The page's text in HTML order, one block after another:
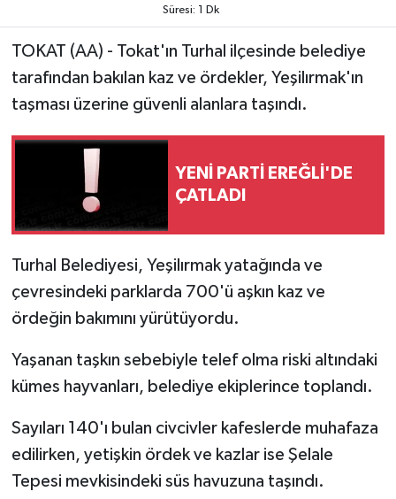
Süresi: 1 Dk
TOKAT (AA) - Tokat'ın Turhal ilçesinde belediye
tarafından bakılan kaz ve ördekler, Yeşilırmak'ın
taşması üzerine güvenli alanlara taşındı.
YENİ PARTİ EREĞLİ'DE
ÇATLADI
Turhal Belediyesi, Yeşilırmak yatağında ve
çevresindeki parklarda 700'ü aşkın kaz ve
ördeğin bakımını yürütüyordu.
Yaşanan taşkın sebebiyle telef olma riski altındaki
kümes hayvanları, belediye ekiplerince toplandı.
Sayıları 140'ı bulan civcivler kafeslerde muhafaza
edilirken, yetişkin ördek ve kazlar ise Şelale
Tepesi mevkisindeki süs havuzuna taşındı.